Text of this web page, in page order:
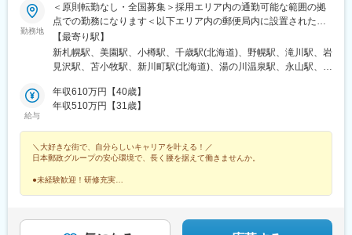
勤務地
＜原則転勤なし・全国募集＞採用エリア内の通勤可能な範囲の拠
点での勤務になります＜以下エリア内の郵便局内に設置されたか
んぽサービス部＞■北海道エリア：北海道■東北エリア：青森県、
岩手県、宮城県、秋田県、山形県、福島県■関東エリア：茨城県、
栃木県、群馬県、埼玉県、千葉県■東京エリア：東京都■南関東エ
ア：富山県、石川県、福井県■東海エリア：岐阜県、静岡県、愛知
県、三重県■近畿エリア：滋賀県、京都府、大阪府、兵庫県、奈良
根県■四国エリア：徳島県、香川県、愛媛県、高知県■九州エリ
ア：福岡県、佐賀県、長崎県、大分県、宮崎県、鹿児島県、熊本
県■沖縄エリア：沖縄県※初期配属の都道府県を希望可！U・Iター
ン歓迎※基本的にスクーターまたはバイク、一部エリアは車で営業
の家庭事情があり、参加が難しい場合はリモートプログラムとな
ります
【最寄り駅】
新札幌駅、美園駅、小樽駅、千歳駅(北海道)、野幌駅、滝川駅、岩
見沢駅、苫小牧駅、新川町駅(北海道)、湯の川温泉駅、永山駅、旭
駅、津軽五所川原駅、八戸駅、三沢駅(青森県)、新青森駅、上盛岡
駅、二戸駅、一ノ関駅、宮古駅、北上駅、水沢駅、久慈駅、紫波
駅、東大館駅、羽後本荘駅、湯沢駅、横手駅、大曲駅(秋田県)、山
形駅、米沢駅、鶴岡駅、酒田駅、村山駅(山形県)、新庄駅、寒河江
駅、長井駅、白河駅、いわき駅、七日町駅、喜多方駅、二本松
駅、磐城石川駅、須賀川駅、原ノ町駅、福島学院前駅、郡山富田
間駅、新鉾田駅、鹿島神宮駅、磯原駅、勝田駅、新栃木駅、佐野
給与
年収610万円【40歳】
年収510万円【31歳】
＼大好きな街で、自分らしいキャリアを叶える！／
日本郵政グループの安心環境で、長く腰を据えて働きませんか。
●未経験歓迎！研修充実